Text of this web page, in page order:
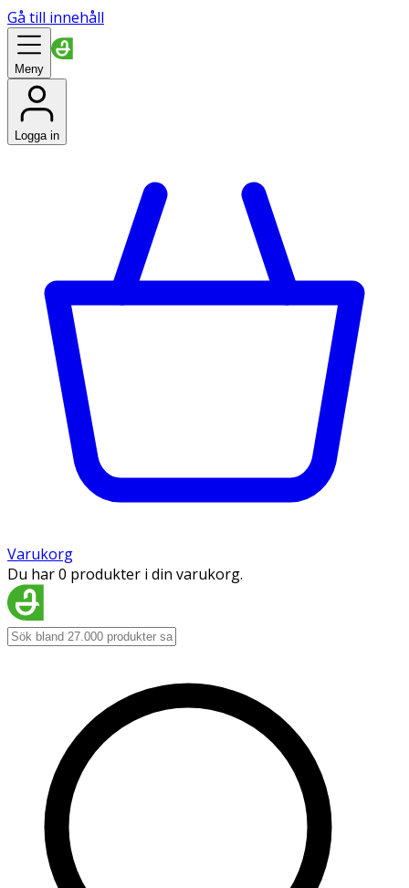
Gå till innehåll
Meny
Logga in
Varukorg
Du har 0 produkter i din varukorg.